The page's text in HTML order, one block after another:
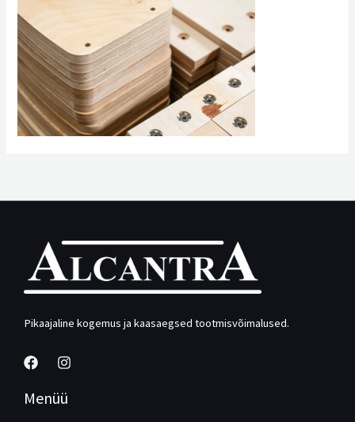
Pikaajaline kogemus ja kaasaegsed tootmisvõimalused.
Menüü